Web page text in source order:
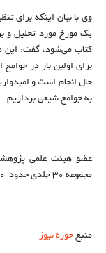
یک مورخ مورد تحلیل و
کتاب می‌شود، گفت: این
برای اولین بار در
به جوامع شیعی برداریم.
عضو هیئت علمی
مجموعه ۳۰ جلدی حدود ۱۰۰ جلد کتاب مورد بررسی و تحلیل قرار گرفته است.
منبع حوزه نیوز